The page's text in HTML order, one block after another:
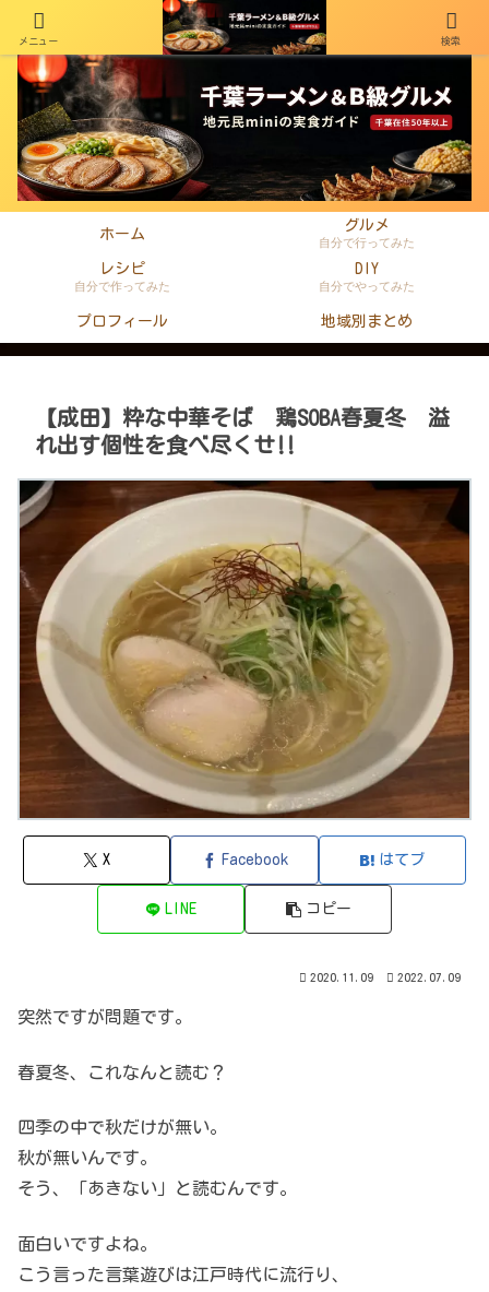
千葉在住50年以上のminiがラーメン・町中華・B級グルメを本音レビュー
ホーム
グルメ
自分で行ってみた
レシピ
自分で作ってみた
DIY
自分でやってみた
プロフィール 地域別まとめ
【成田】粋な中華そば 鶏SOBA春夏冬 溢
れ出す個性を食べ尽くせ‼︎
X Facebook はてブ
LINE コピー
2020.11.09 2022.07.09
突然ですが問題です。
春夏冬、これなんと読む？
四季の中で秋だけが無い。
秋が無いんです。
そう、「あきない」と読むんです。
面白いですよね。
こう言った言葉遊びは江戸時代に流行り、
メニュー 検索